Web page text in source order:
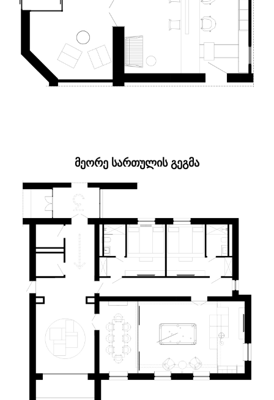
ᲛᲔᲝᲠᲔ ᲡᲐᲠᲗᲣᲚᲘᲡ ᲒᲔᲒᲛᲐ